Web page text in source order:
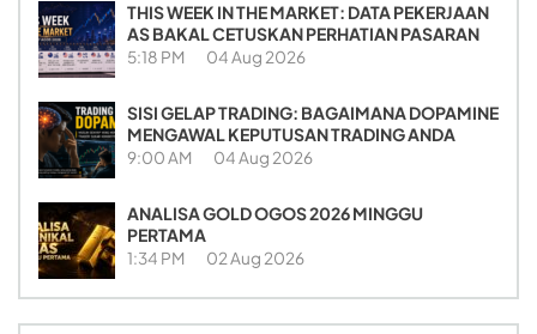
THIS WEEK IN THE MARKET: DATA PEKERJAAN
AS BAKAL CETUSKAN PERHATIAN PASARAN
5:18 PM 04 Aug 2026
SISI GELAP TRADING: BAGAIMANA DOPAMINE
MENGAWAL KEPUTUSAN TRADING ANDA
9:00 AM 04 Aug 2026
ANALISA GOLD OGOS 2026 MINGGU
PERTAMA
1:34 PM 02 Aug 2026